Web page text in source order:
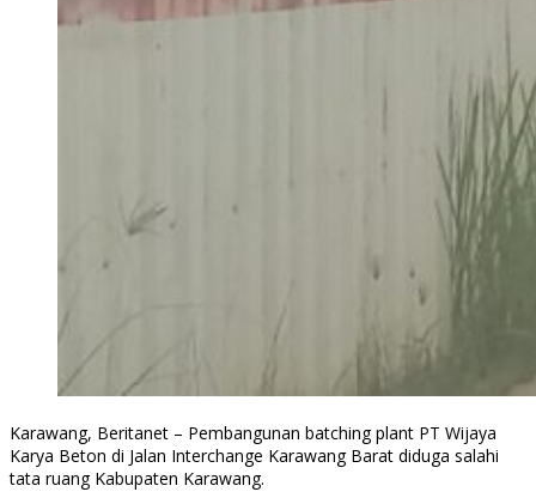
Karawang, Beritanet – Pembangunan batching plant PT Wijaya
Karya Beton di Jalan Interchange Karawang Barat diduga salahi
tata ruang Kabupaten Karawang.